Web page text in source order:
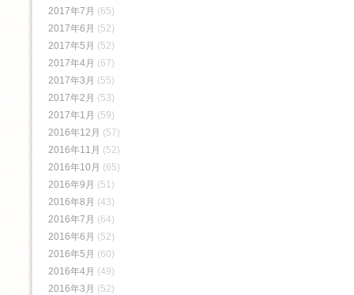
2017年7月 (65)
2017年6月 (52)
2017年5月 (52)
2017年4月 (67)
2017年3月 (55)
2017年2月 (53)
2017年1月 (59)
2016年12月 (57)
2016年11月 (52)
2016年10月 (65)
2016年9月 (51)
2016年8月 (43)
2016年7月 (64)
2016年6月 (52)
2016年5月 (60)
2016年4月 (49)
2016年3月 (52)